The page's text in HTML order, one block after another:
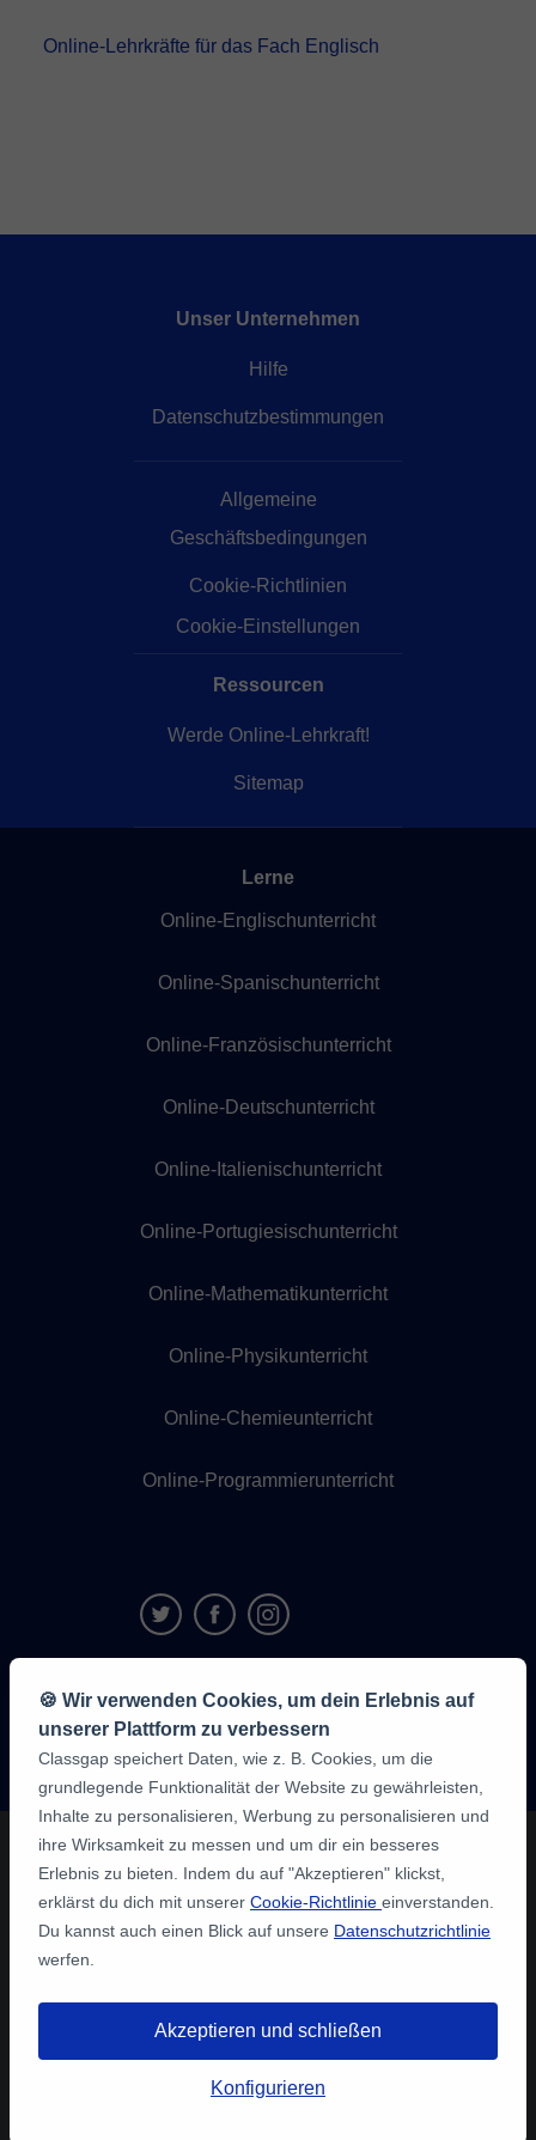
Online-Lehrkräfte für das Fach Englisch
Unser Unternehmen
Hilfe
Datenschutzbestimmungen
Allgemeine
Geschäftsbedingungen
Cookie-Richtlinien
Cookie-Einstellungen
Ressourcen
Werde Online-Lehrkraft!
Sitemap
Lerne
Online-Englischunterricht
Online-Spanischunterricht
Online-Französischunterricht
Online-Deutschunterricht
Online-Italienischunterricht
Online-Portugiesischunterricht
Online-Mathematikunterricht
Online-Physikunterricht
Online-Chemieunterricht
Online-Programmierunterricht
9,6/10
1,339,284
Schüler:innen
🍪 Wir verwenden Cookies, um dein Erlebnis auf
unserer Plattform zu verbessern
Classgap speichert Daten, wie z. B. Cookies, um die
grundlegende Funktionalität der Website zu gewährleisten,
Inhalte zu personalisieren, Werbung zu personalisieren und
ihre Wirksamkeit zu messen und um dir ein besseres
Erlebnis zu bieten. Indem du auf "Akzeptieren" klickst,
erklärst du dich mit unserer Cookie-Richtlinie einverstanden.
Du kannst auch einen Blick auf unsere Datenschutzrichtlinie
werfen.
Akzeptieren und schließen
Konfigurieren